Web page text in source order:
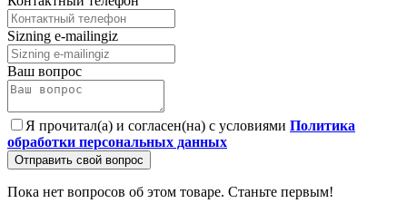
Sizning e-mailingiz
Ваш вопрос
Я прочитал(а) и согласен(на) с условиями Политика
обработки персональных данных
Отправить свой вопрос
Пока нет вопросов об этом товаре. Станьте первым!